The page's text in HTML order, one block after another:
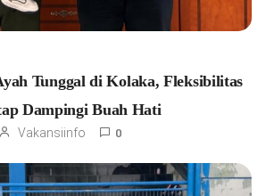
Tunggal di Kolaka, Fleksibilitas
Dampingi Buah Hati
Vakansiinfo 0